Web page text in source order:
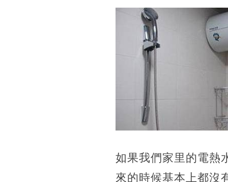
如果我們家里的電熱
來的時候基本上都沒